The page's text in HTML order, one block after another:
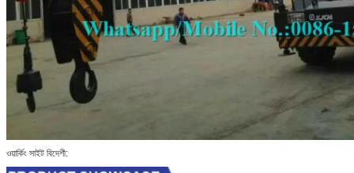
ওয়ার্কিং সাইট বিদেশী: